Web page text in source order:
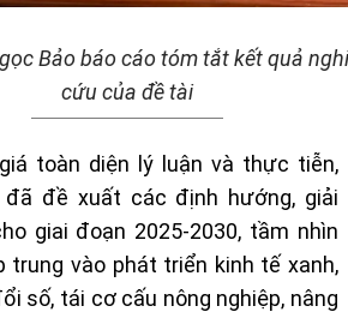
Bảo báo cáo tóm tắt kết quả
cứu của đề tài
toàn diện lý luận và thực tiễn,
đã đề xuất các định hướng, giải
giai đoạn 2025-2030, tầm nhìn
trung vào phát triển kinh tế xanh,
số, tái cơ cấu nông nghiệp, nâng